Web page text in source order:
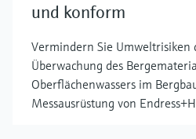
und konform
Vermindern Sie Umweltrisiken
Überwachung des
Oberflächenwassers im
Messausrüstung von